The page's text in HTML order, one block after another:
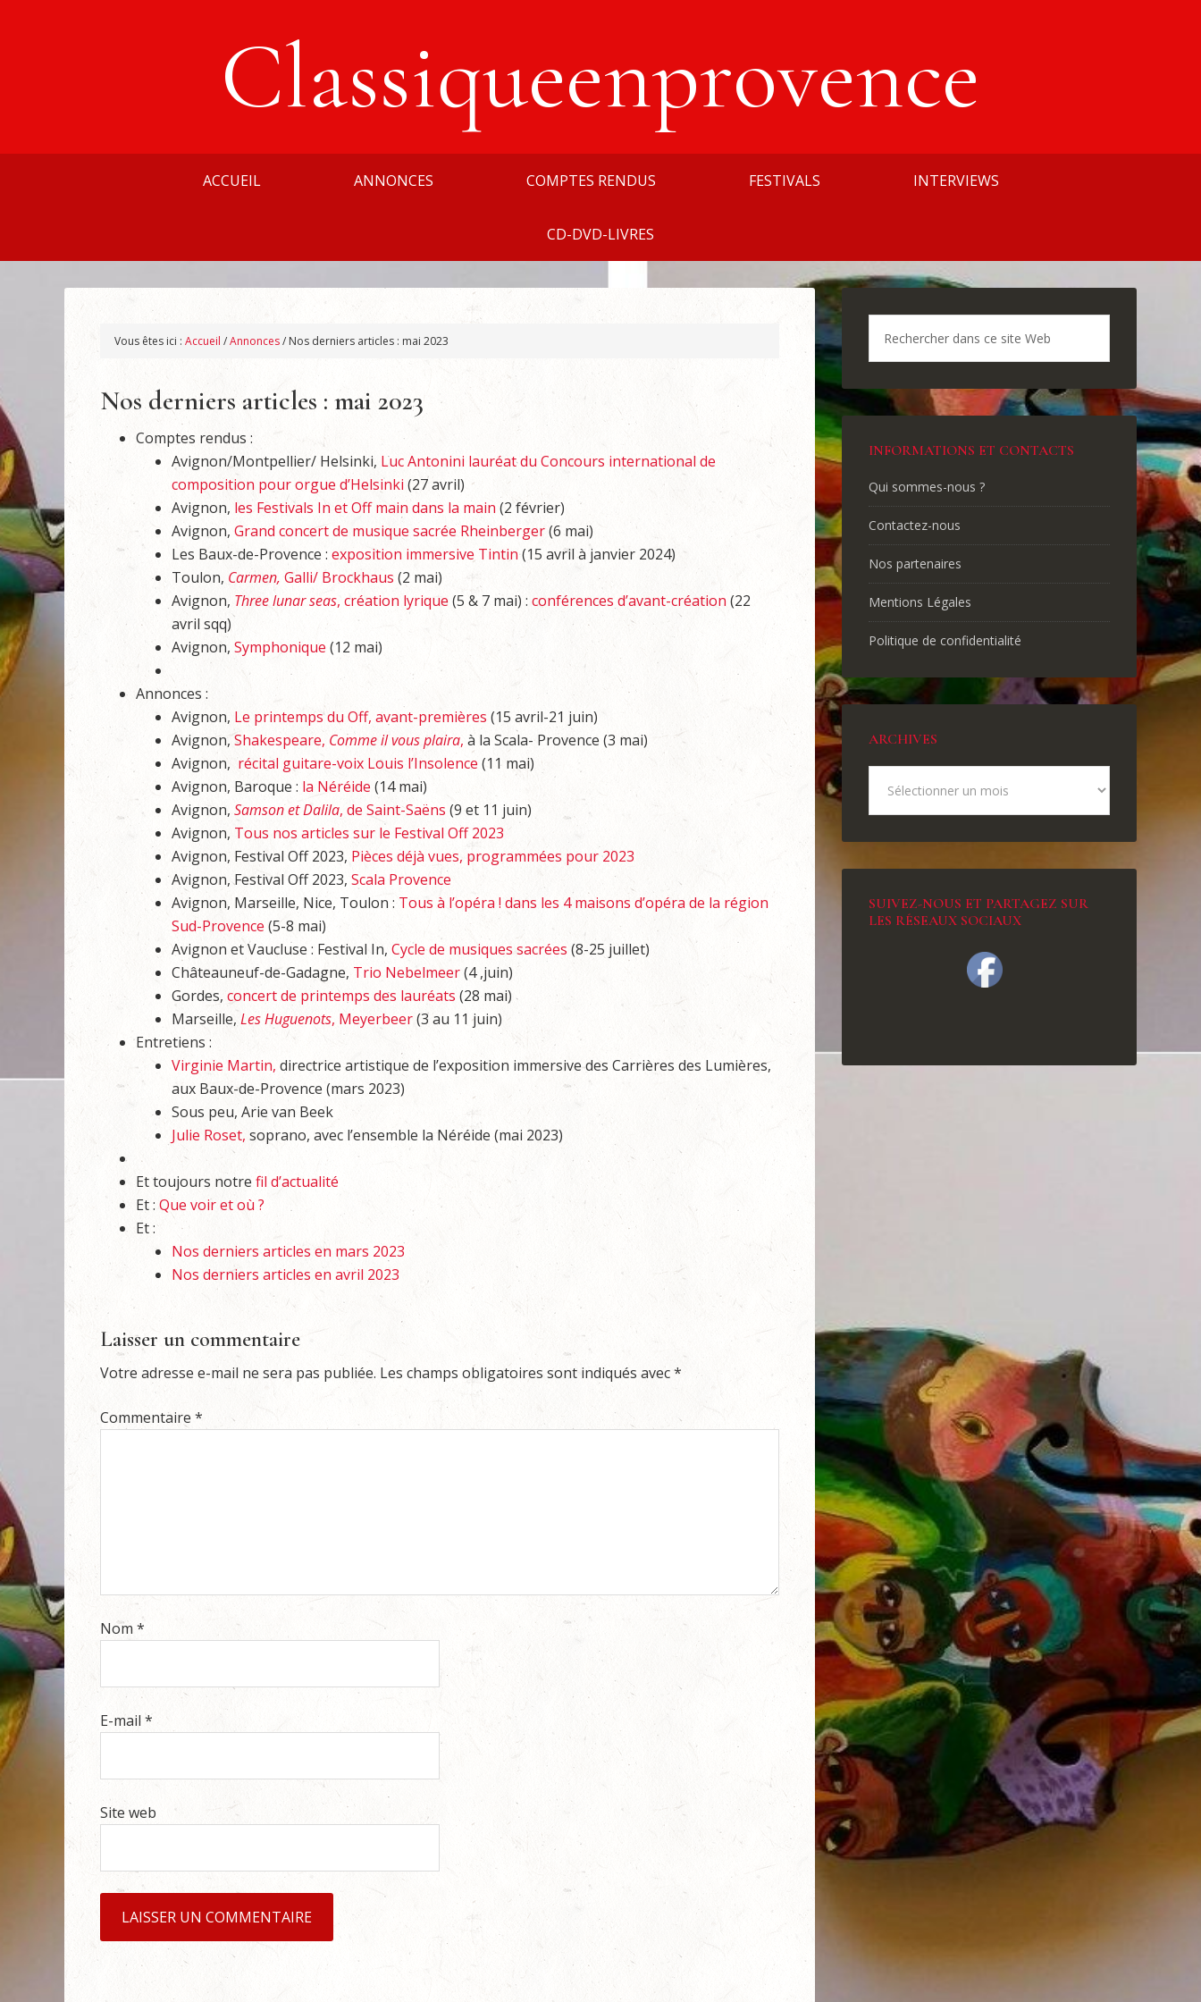
Classiqueenprovence
ACCUEIL ANNONCES COMPTES RENDUS FESTIVALS INTERVIEWS
CD-DVD-LIVRES
Vous êtes ici : Accueil /Annonces/ Nos derniers articles : mai 2023
Nos derniers articles : mai 2023
Comptes rendus :
Avignon/Montpellier/ Helsinki, Luc Antonini lauréat du Concours international de
composition pour orgue d’Helsinki(27 avril)
Avignon, les Festivals In et Off main dans la main(2 février)
Avignon, Grand concert de musique sacrée Rheinberger(6 mai)
Les Baux-de-Provence : exposition immersive Tintin(15 avril à janvier 2024)
Toulon, Carmen, Galli/ Brockhaus (2 mai)
Avignon, Three lunar seas, création lyrique (5 & 7 mai) : conférences d’avant-création (22
avril sqq)
Avignon, Symphonique (12 mai)
Annonces :
Avignon, Le printemps du Off, avant-premières (15 avril-21 juin)
Avignon,Shakespeare, Comme il vous plaira, à la Scala- Provence (3 mai)
Avignon,récital guitare-voix Louis l’Insolence (11 mai)
Avignon, Baroque : la Néréide (14 mai)
Avignon, Samson et Dalila, de Saint-Saëns (9 et 11 juin)
Avignon, Tous nos articles sur le Festival Off 2023
Avignon, Festival Off 2023, Pièces déjà vues, programmées pour 2023
Avignon, Festival Off 2023, Scala Provence
Avignon, Marseille, Nice, Toulon : Tous à l’opéra ! dans les 4 maisons d’opéra de la région
Sud-Provence (5-8 mai)
Avignon et Vaucluse : Festival In, Cycle de musiques sacrées (8-25 juillet)
Châteauneuf-de-Gadagne, Trio Nebelmeer(4 ,juin)
Gordes, concert de printemps des lauréats (28 mai)
Marseille, Les Huguenots, Meyerbeer(3 au 11 juin)
Entretiens :
Virginie Martin, directrice artistique de l’exposition immersive des Carrières des Lumières,
aux Baux-de-Provence (mars 2023)
Sous peu, Arie van Beek
Julie Roset, soprano, avec l’ensemble la Néréide (mai 2023)
Et toujours notre fil d’actualité
Et : Que voir et où ?
Et :
Nos derniers articles en mars 2023
Nos derniers articles en avril 2023
Laisser un commentaire
Votre adresse e-mail ne sera pas publiée. Les champs obligatoires sont indiqués avec*
Commentaire *
Nom*
E-mail*
Site web
INFORMATIONS ET CONTACTS
Qui sommes-nous ?
Contactez-nous
Nos partenaires
Mentions Légales
Politique de confidentialité
ARCHIVES
SUIVEZ-NOUS ET PARTAGEZ SUR
LES RÉSEAUX SOCIAUX